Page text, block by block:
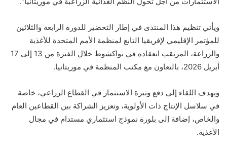
ويأتي تنظيم هذا المنتدى في إطار التحضير للدورة الرابعة والثلاثين
للمؤتمر الإقليمي لإفريقيا التابع لمنظمة الأمم المتحدة للأغذية
والزراعة، المرتقب انعقاده في نواكشوط خلال الفترة من 13 إلى 17
أبريل 2026، بالتعاون مع مكتب المنظمة في موريتانيا.
ويهدف اللقاء إلى دفع وتيرة الاستثمار في القطاع الزراعي، خاصة
في سلاسل الإنتاج ذات الأولوية، وتعزيز الشراكة بين القطاعين العام
والخاص، إضافة إلى بلورة نموذج استثماري مستدام في مجال
الأغذية.